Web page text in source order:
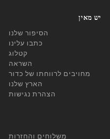
יש מאין
הסיפור שלנו
כתבו עלינו
קטלוג
השראה
מחויבים לרווחתו של כדור
הארץ שלנו
הצהרת נגישות
משלוחים והחזרות